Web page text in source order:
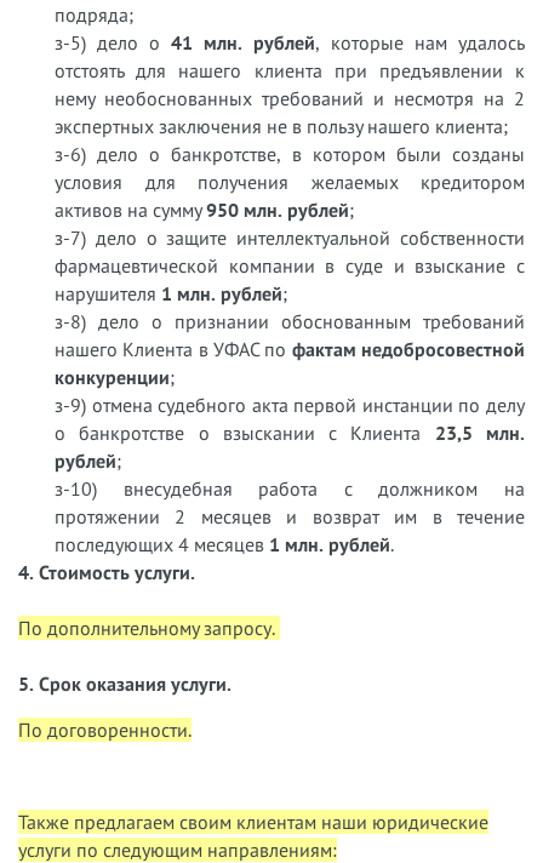
подряда;
з-5) дело о 41 млн. рублей, которые нам удалось
отстоять для нашего клиента при предъявлении к
нему необоснованных требований и несмотря на 2
экспертных заключения не в пользу нашего клиента;
з-6) дело о банкротстве, в котором были созданы
условия для получения желаемых кредитором
активов на сумму950 млн. рублей;
з-7) дело о защите интеллектуальной собственности
фармацевтической компании в суде и взыскание с
нарушителя 1 млн. рублей;
з-8) дело о признании обоснованным требований
нашего Клиента в УФАС по фактам недобросовестной
конкуренции;
з-9) отмена судебного акта первой инстанции по делу
о банкротстве о взыскании с Клиента 23,5 млн.
рублей;
з-10) внесудебная работа с должником на
протяжении 2 месяцев и возврат им в течение
последующих 4 месяцев 1 млн. рублей.
4. Стоимость услуги.
По дополнительному запросу.
5. Срок оказания услуги.
По договоренности.
Также предлагаем своим клиентам наши юридические
услуги по следующим направлениям: